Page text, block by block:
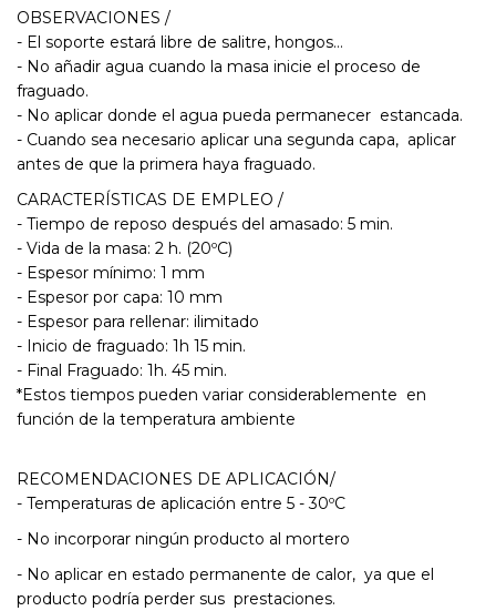
OBSERVACIONES /
- El soporte estará libre de salitre, hongos…
- No añadir agua cuando la masa inicie el proceso de
fraguado.
- No aplicar donde el agua pueda permanecer estancada.
- Cuando sea necesario aplicar una segunda capa, aplicar
antes de que la primera haya fraguado.
CARACTERÍSTICAS DE EMPLEO /
- Tiempo de reposo después del amasado: 5 min.
- Vida de la masa: 2 h. (20ºC)
- Espesor mínimo: 1 mm
- Espesor por capa: 10 mm
- Espesor para rellenar: ilimitado
- Inicio de fraguado: 1h 15 min.
- Final Fraguado: 1h. 45 min.
*Estos tiempos pueden variar considerablemente en
función de la temperatura ambiente
RECOMENDACIONES DE APLICACIÓN/
- Temperaturas de aplicación entre 5 - 30ºC
- No incorporar ningún producto al mortero
- No aplicar en estado permanente de calor, ya que el
producto podría perder sus prestaciones.